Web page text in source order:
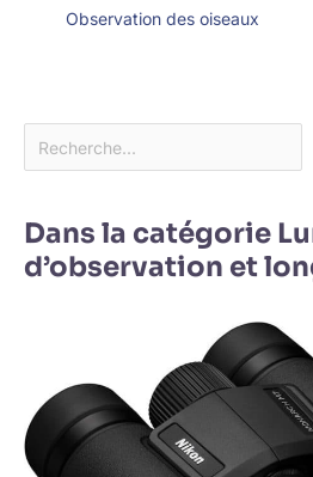
Observation des oiseaux
Dans la catégorie
d’observation et